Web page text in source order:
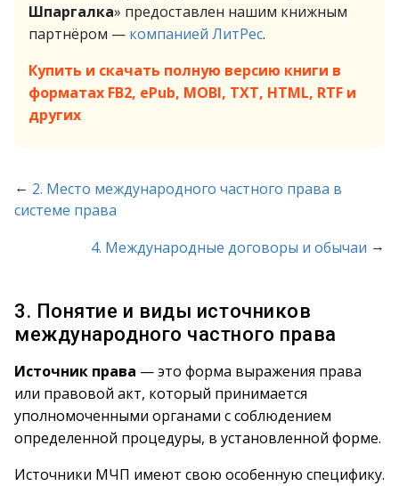
Шпаргалка» предоставлен нашим книжным
партнёром — компанией ЛитРес.
Купить и скачать полную версию книги в
форматах FB2, ePub, MOBI, TXT, HTML, RTF и
других
← 2. Место международного частного права в
системе права
4. Международные договоры и обычаи →
3. Понятие и виды источников
международного частного права
Источник права — это форма выражения права
или правовой акт, который принимается
уполномоченными органами с соблюдением
определенной процедуры, в установленной форме.
Источники МЧП имеют свою особенную специфику.